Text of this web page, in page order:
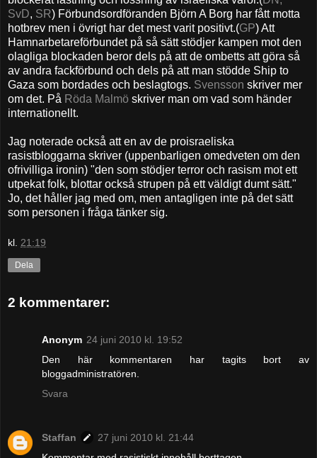
SvD, SR) Förbundsordföranden Björn A Borg har fått motta
hotbrev men i övrigt har det mest varit positivt.(GP) Att
Hamnarbetareförbundet på så sätt stödjer kampen mot den
olagliga blockaden beror dels på att de ombetts att göra så
av andra fackförbund och dels på att man stödde Ship to
Gaza som bordades och beslagtogs. Svensson skriver mer
om det. På Röda Malmö skriver man om vad som händer
internationellt.
Jag noterade också att en av de proisraeliska
rasistbloggarna skriver (uppenbarligen omedveten om den
ofrivilliga ironin) "den som stödjer terror och rasism mot ett
utpekat folk, blottar också strupen på ett väldigt dumt sätt."
Jo, det håller jag med om, men antagligen inte på det sätt
som personen i fråga tänker sig.
kl. 21:19
Dela
2 kommentarer:
Anonym 24 juni 2010 kl. 19:52
Den här kommentaren har tagits bort av
bloggadministratören.
Svara
Staffan
27 juni 2010 kl. 21:44